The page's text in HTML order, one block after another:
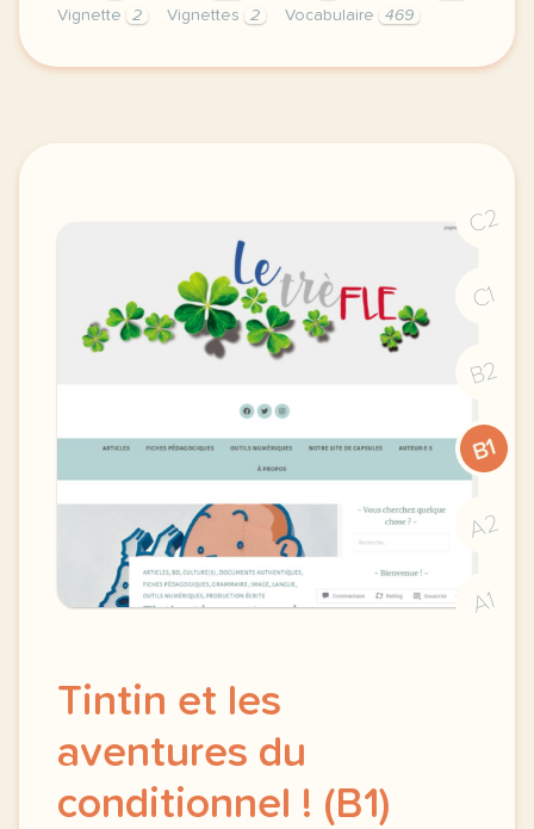
Vignette
2 Vignettes 2 Vocabulaire 469
niveau a2 objectifs etudier une planche de
C2
C1
B2
B1
A2
A1
Tintin et les
aventures du
conditionnel ! (B1)